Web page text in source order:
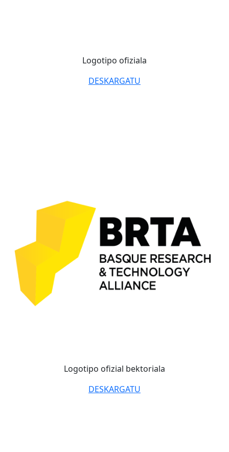
Logotipo ofiziala
DESKARGATU
Logotipo ofizial bektoriala
DESKARGATU